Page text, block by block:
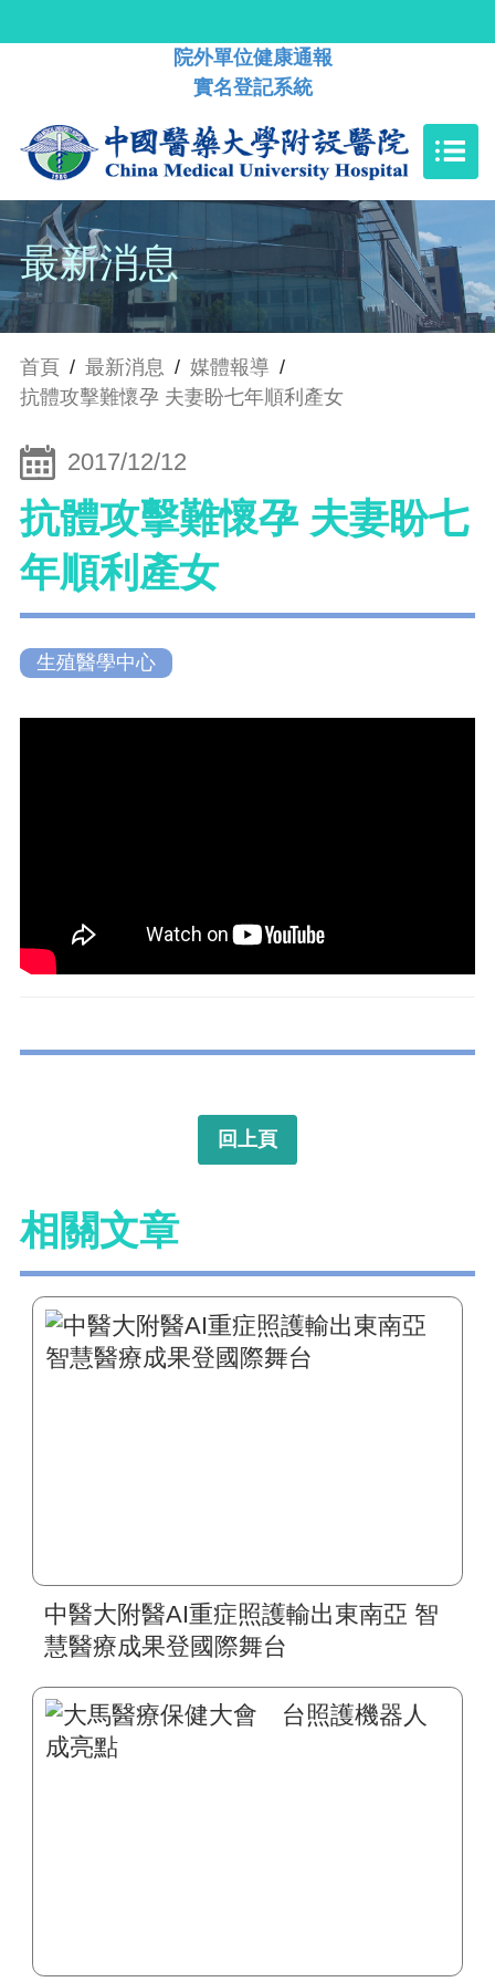
院外單位健康通報
實名登記系統
最新消息
首頁 / 最新消息 / 媒體報導 /
抗體攻擊難懷孕 夫妻盼七年順利產女
2017/12/12
抗體攻擊難懷孕 夫妻盼七
年順利產女
生殖醫學中心
回上頁
相關文章
中醫大附醫AI重症照護輸出東南亞 智
慧醫療成果登國際舞台